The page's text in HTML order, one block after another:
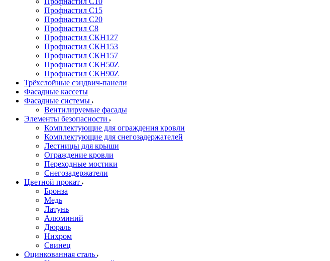
Профнастил С15
Профнастил С20
Профнастил С8
Профнастил СКН127
Профнастил СКН153
Профнастил СКН157
Профнастил СКН50Z
Профнастил СКН90Z
Трёхслойные сэндвич-панели
Фасадные кассеты
Фасадные системы
Вентилируемые фасады
Элементы безопасности
Комплектующие для ограждения кровли
Комплектующие для снегозадержателей
Лестницы для крыши
Ограждение кровли
Переходные мостики
Снегозадержатели
Цветной прокат
Бронза
Медь
Латунь
Алюминий
Дюраль
Нихром
Свинец
Оцинкованная сталь